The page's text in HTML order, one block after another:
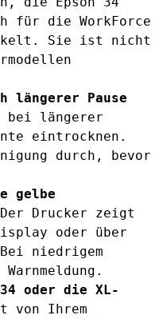
für die WorkForce
Sie ist nicht
längerer Pause
bei längerer
eintrocknen.
durch, bevor
gelbe
Der Drucker zeigt
oder über
niedrigem
oder die XL-
von Ihrem